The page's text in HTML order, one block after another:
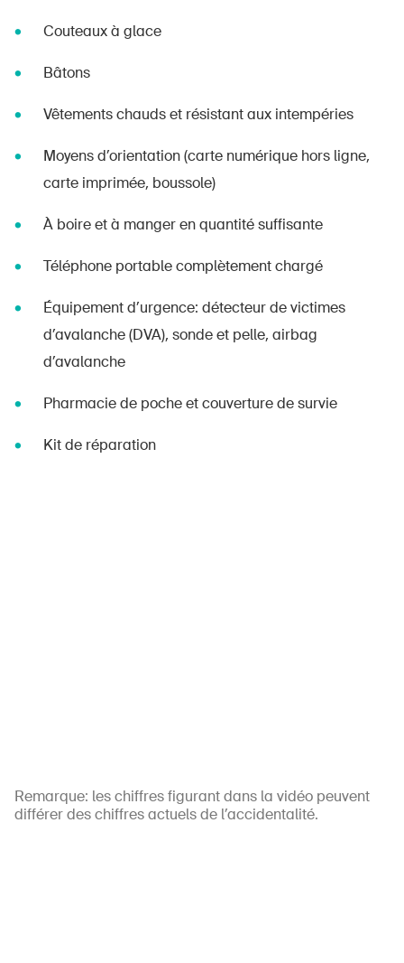
Couteaux à glace
Bâtons
Vêtements chauds et résistant aux intempéries
Moyens d’orientation (carte numérique hors ligne,
carte imprimée, boussole)
À boire et à manger en quantité suffisante
Téléphone portable complètement chargé
Équipement d’urgence: détecteur de victimes
d’avalanche (DVA), sonde et pelle, airbag
d’avalanche
Pharmacie de poche et couverture de survie
Kit de réparation
Remarque: les chiffres figurant dans la vidéo peuvent
différer des chiffres actuels de l’accidentalité.